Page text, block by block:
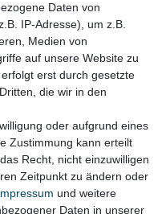
Daten von
IP-Adresse), um z.B.
Medien von
auf unsere Website zu
erst durch gesetzte
die wir in den
oder aufgrund eines
Zustimmung kann erteilt
Recht, nicht einzuwilligen
Zeitpunkt zu ändern oder
und weitere
Daten in unserer